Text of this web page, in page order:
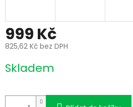
999 Kč
825,62 Kč bez DPH
cena:
Skladem